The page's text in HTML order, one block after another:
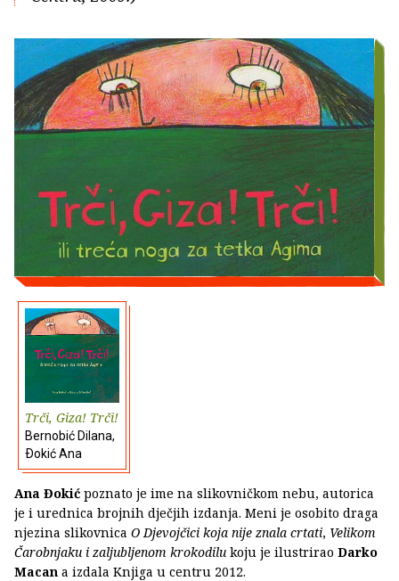
Trči, Giza! Trči!
Bernobić Dilana,
Ðokić Ana
Ana Đokić poznato je ime na slikovničkom nebu, autorica
je i urednica brojnih dječjih izdanja. Meni je osobito draga
njezina slikovnica O Djevojčici koja nije znala crtati, Velikom
Čarobnjaku i zaljubljenom krokodilu koju je ilustrirao Darko
Macan a izdala Knjiga u centru 2012.